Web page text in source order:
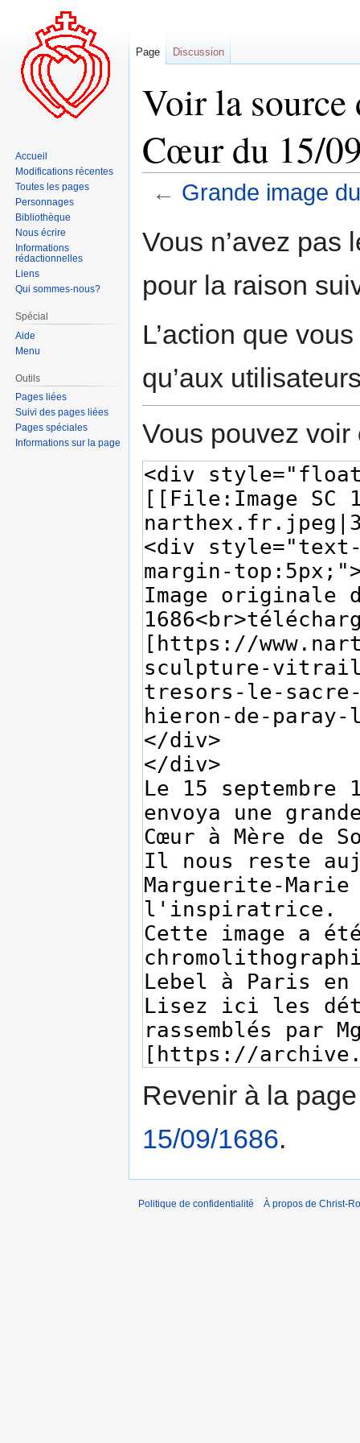
Voir la source
Cœur du 15/
← Grande image
à
navigation
à
recherche
Vous n’avez pas
pour la raison
L’action que
qu’aux
Vous pouvez
Revenir à la
15/09/1686.
Page Discussion
Accueil
Modifications récentes
Toutes les pages
Personnages
Bibliothèque
Nous écrire
Informations
rédactionnelles
Liens
Qui sommes-nous?
Spécial
Aide
Menu
Outils
Pages liées
Suivi des pages liées
Pages spéciales
Informations sur la page
Politique de confidentialité À propos de Christ-